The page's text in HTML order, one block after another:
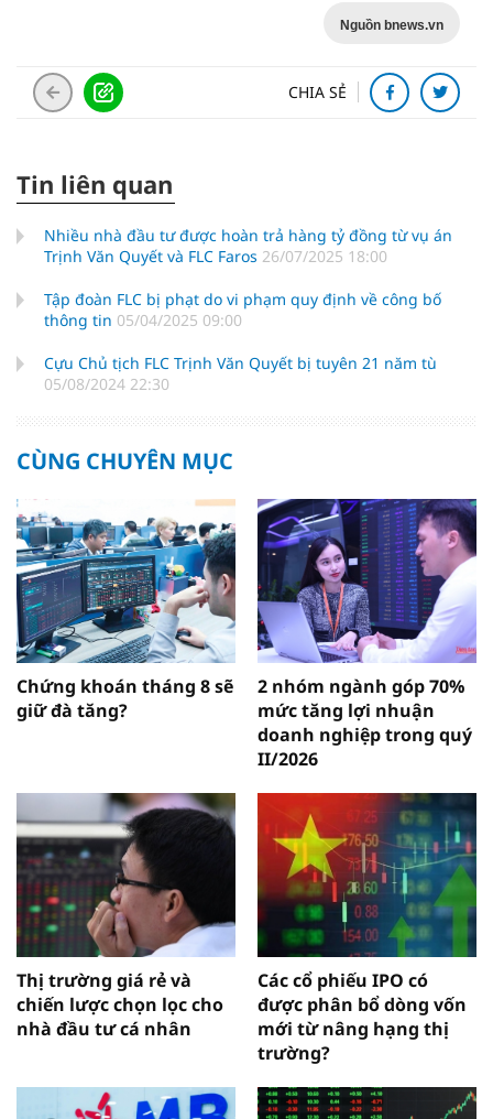
Nguồn bnews.vn
CHIA SẺ
Tin liên quan
Nhiều nhà đầu tư được hoàn trả hàng tỷ đồng từ vụ án
Trịnh Văn Quyết và FLC Faros 26/07/2025 18:00
Tập đoàn FLC bị phạt do vi phạm quy định về công bố
thông tin 05/04/2025 09:00
Cựu Chủ tịch FLC Trịnh Văn Quyết bị tuyên 21 năm tù
05/08/2024 22:30
CÙNG CHUYÊN MỤC
Chứng khoán tháng 8 sẽ
giữ đà tăng?
2 nhóm ngành góp 70%
mức tăng lợi nhuận
doanh nghiệp trong quý
II/2026
Thị trường giá rẻ và
chiến lược chọn lọc cho
nhà đầu tư cá nhân
Các cổ phiếu IPO có
được phân bổ dòng vốn
mới từ nâng hạng thị
trường?